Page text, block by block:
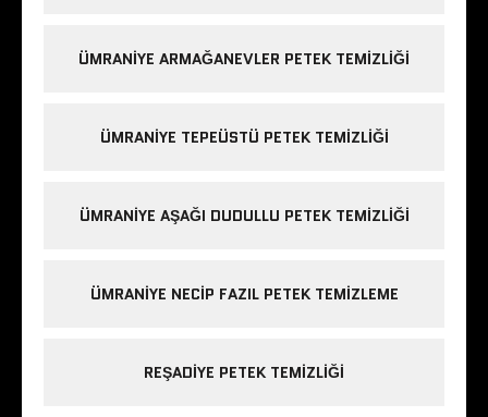
ÜMRANIYE ARMAĞANEVLER PETEK TEMIZLIĞI
ÜMRANIYE TEPEÜSTÜ PETEK TEMIZLIĞI
ÜMRANIYE AŞAĞI DUDULLU PETEK TEMIZLIĞI
ÜMRANIYE NECIP FAZIL PETEK TEMIZLEME
REŞADIYE PETEK TEMIZLIĞI